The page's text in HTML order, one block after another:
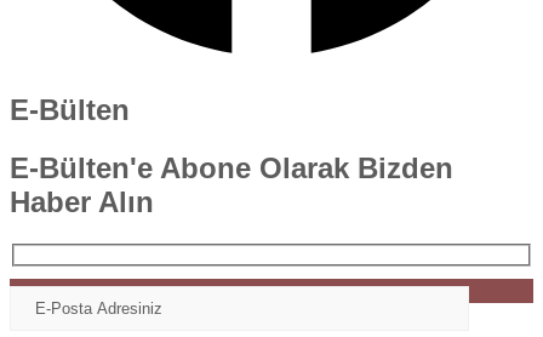
E-Bülten
E-Bülten'e Abone Olarak Bizden
Haber Alın